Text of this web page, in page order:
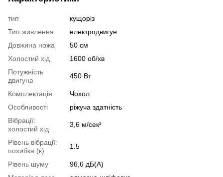
тип
кущоріз
Тип живлення
електродвигун
Довжина ножа
50 см
Холостий хід
1600 об/хв
Потужність
двигуна
450 Вт
Комплектація
Чохол
Особливості
ріжуча здатність
Вібрації:
холостий хід
3,6 м/сек²
Рівень вібрації:
похибка (к)
1.5
Рівень шуму
96,6 дБ(А)